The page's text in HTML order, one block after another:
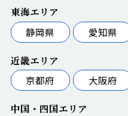
東海エリア
静岡県
愛知県
近畿エリア
京都府
大阪府
中国・四国エリア